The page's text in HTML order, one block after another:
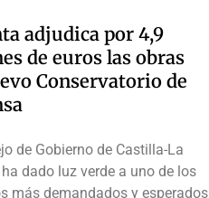
adjudica por 4,9
de euros las obras
Conservatorio de
de Gobierno de Castilla-La
dado luz verde a uno de los
más demandados y esperados